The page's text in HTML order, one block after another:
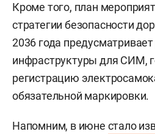
Кроме того, план
стратегии безопасности
2036 года
инфраструктуры для СИМ,
регистрацию
обязательной маркировки.
Напомним, в июне стало